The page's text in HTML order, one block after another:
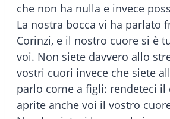
che non ha nulla e invece
La nostra bocca vi ha parlato
Corinzi, e il nostro cuore si è
voi. Non siete davvero allo
vostri cuori invece che siete
parlo come a figli: rendeteci il
aprite anche voi il vostro